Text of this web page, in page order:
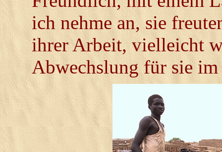
ich nehme an, sie
ihrer Arbeit, vielleicht
Abwechslung für sie